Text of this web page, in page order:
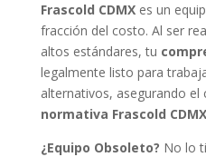
Frascold CDMXes un
fracción del costo. Al ser
altos estándares, tu
legalmente listo para
alternativos, asegurando el
normativa Frascold CDMX
¿Equipo Obsoleto? No lo